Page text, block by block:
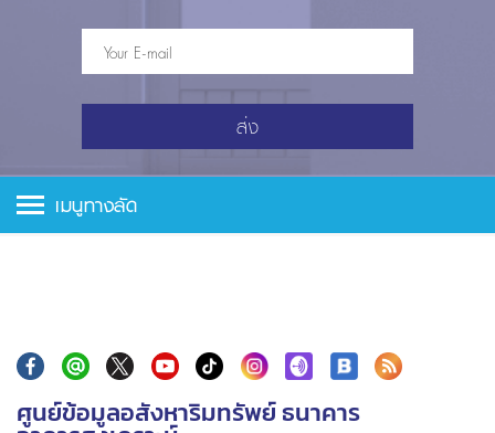
ส่ง
เมนูทางลัด
ศูนย์ข้อมูลอสังหาริมทรัพย์ ธนาคาร